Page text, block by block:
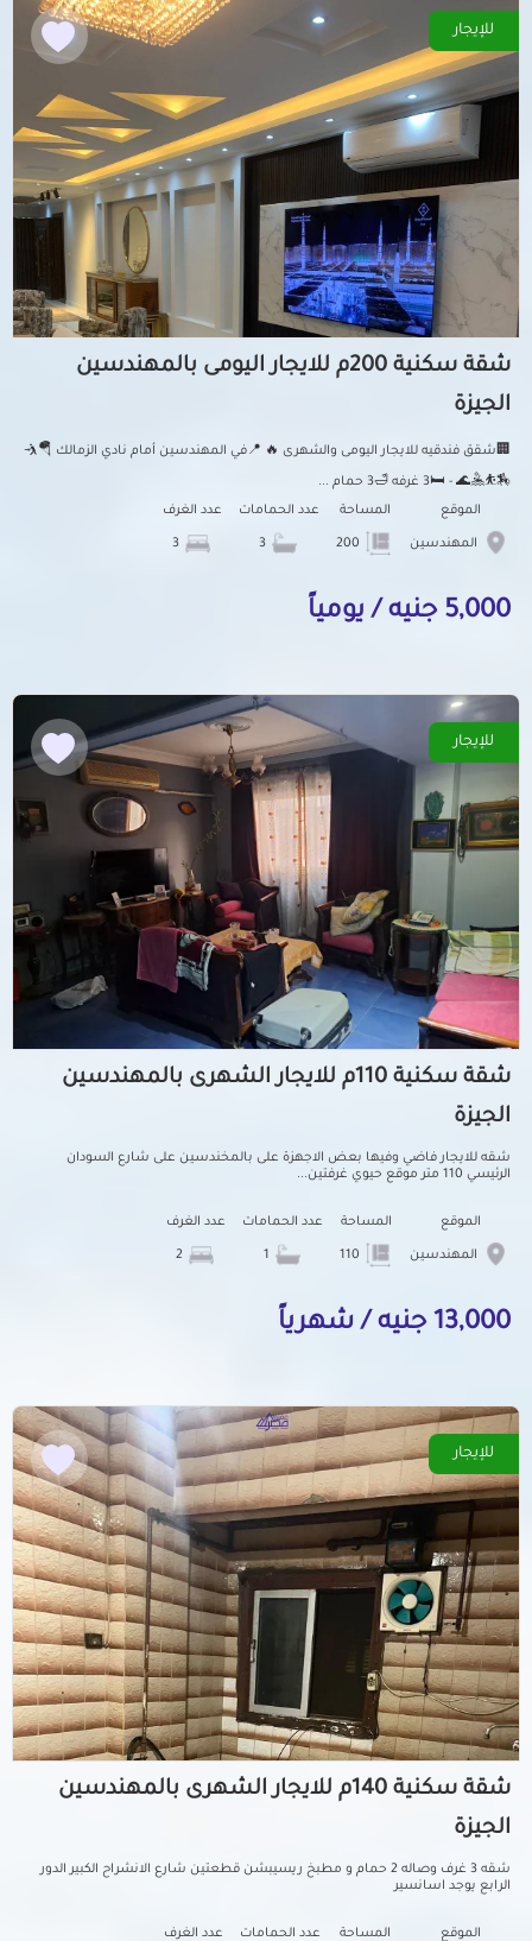
للإيجار
شقة سكنية 200م للايجار اليومى بالمهندسين
الجيزة
🏢شقق فندقيه للايجار اليومى والشهرى 🔥 📍في المهندسين أمام نادي الزمالك 🪂🤺
🏇⛹️🤽🌊 - 🛏️3 غرفه 🛁3 حمام ...
الموقع
المهندسين
المساحة عدد الحمامات عدد الغرف
5,000 جنيه / يومياً
للإيجار
شقة سكنية 110م للايجار الشهرى بالمهندسين
الجيزة
شقه للايجار فاضي وفيها بعض الاجهزة على بالمخندسين على شارع السودان
الرئيسي 110 متر موقع حيوي غرفتين...
الموقع
المهندسين
المساحة عدد الحمامات عدد الغرف
13,000 جنيه / شهرياً
للإيجار
شقة سكنية 140م للايجار الشهرى بالمهندسين
الجيزة
شقه 3 غرف وصاله 2 حمام و مطبخ ريسيبشن قطعتين شارع الانشراح الكبير الدور
الرابع يوجد اسانسير
الموقع المساحة عدد الحمامات عدد الغرف